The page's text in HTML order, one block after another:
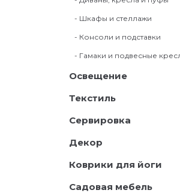
- Шкафы и стеллажи
- Консоли и подставки
- Гамаки и подвесные
Освещение
Текстиль
Сервировка
Декор
Коврики для йоги
Садовая мебель